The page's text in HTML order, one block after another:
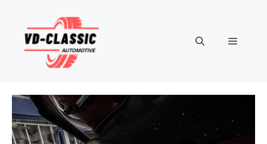
contenu
Menu